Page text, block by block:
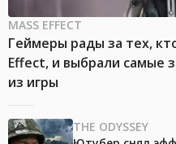
MASS EFFECT
Геймеры рады за тех,
Effect, и выбрали
из игры
THE ODYSSEY